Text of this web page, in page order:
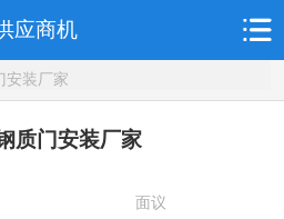
应商机
安装厂家
质门安装厂家
面议